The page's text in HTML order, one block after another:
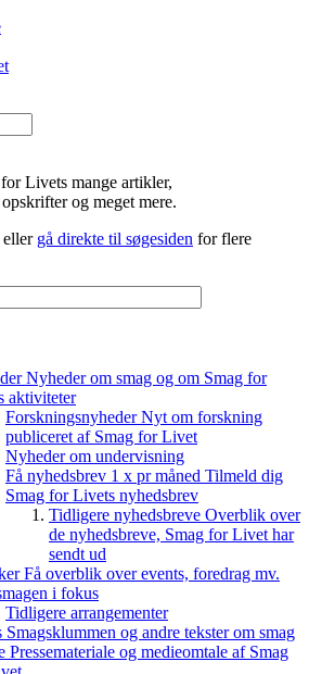
Livets mange artikler,
og meget mere.
eller gå direkte til søgesiden for flere
Nyheder om smag og om Smag for
aktiviteter
ForskningsnyhederNyt om forskning
publiceret af Smag for Livet
Nyheder om undervisning
Få nyhedsbrev 1 x pr måned Tilmeld dig
Smag for Livets nyhedsbrev
Tidligere nyhedsbreve Overblik over
de nyhedsbreve, Smag for Livet har
sendt ud
Få overblik over events, foredrag mv.
i fokus
Tidligere arrangementer
Smagsklummen og andre tekster om smag
Pressemateriale og medieomtale af Smag